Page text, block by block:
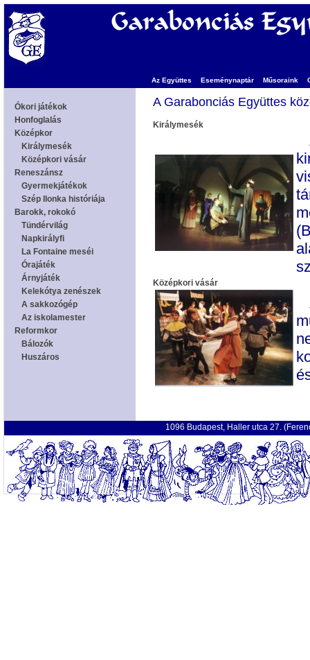
Az Együttes Eseménynaptár Műsoraink
A Garabonciás Együttes
Királymesék
Középkori vásár
1096 Budapest, Haller utca 27.